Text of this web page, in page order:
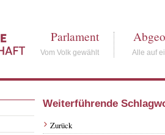
Parlament
Vom Volk gewählt Alle auf
Weiterführende
Zurück